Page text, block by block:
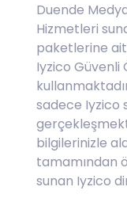
Duende
Hizmetleri
paketlerine ait
Iyzico Güvenli
sadece Iyzico
bilgilerinizle
tamamından
sunan Iyzico